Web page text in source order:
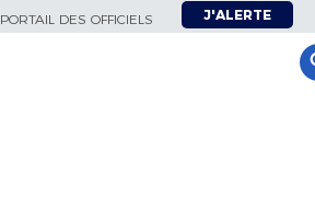
PORTAIL DES OFFICIELS J'ALERTE